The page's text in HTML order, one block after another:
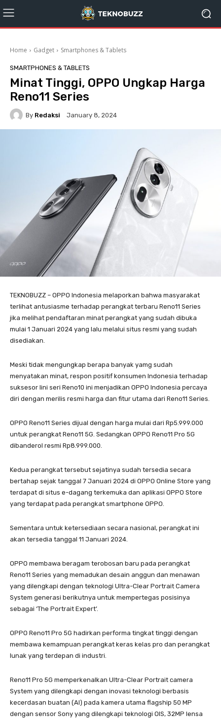
Home Gadget Smartphones & Tablets
SMARTPHONES & TABLETS
Minat Tinggi, OPPO Ungkap Harga
Reno11 Series
By Redaksi January 8, 2024
TEKNOBUZZ – OPPO Indonesia melaporkan bahwa masyarakat
terlihat antusiasme terhadap perangkat terbaru Reno11 Series
jika melihat pendaftaran minat perangkat yang sudah dibuka
mulai 1 Januari 2024 yang lalu melalui situs resmi yang sudah
disediakan.
Meski tidak mengungkap berapa banyak yamg sudah
menyatakan minat, respon positif konsumen Indonesia terhadap
suksesor lini seri Reno10 ini menjadikan OPPO Indonesia percaya
diri dengan merilis resmi harga dan fitur utama dari Reno11 Series.
OPPO Reno11 Series dijual dengan harga mulai dari Rp5.999.000
untuk perangkat Reno11 5G. Sedangkan OPPO Reno11 Pro 5G
dibanderol resmi Rp8.999.000.
Kedua perangkat tersebut sejatinya sudah tersedia secara
bertahap sejak tanggal 7 Januari 2024 di OPPO Online Store yang
terdapat di situs e-dagang terkemuka dan aplikasi OPPO Store
yang terdapat pada perangkat smartphone OPPO.
Sementara untuk ketersediaan secara nasional, perangkat ini
akan tersedia tanggal 11 Januari 2024.
OPPO membawa beragam terobosan baru pada perangkat
Reno11 Series yang memadukan desain anggun dan menawan
yang dilengkapi dengan teknologi Ultra-Clear Portrait Camera
System generasi berikutnya untuk mempertegas posisinya
sebagai ‘The Portrait Expert’.
OPPO Reno11 Pro 5G hadirkan performa tingkat tinggi dengan
membawa kemampuan perangkat keras kelas pro dan perangkat
lunak yang terdepan di industri.
Reno11 Pro 5G memperkenalkan Ultra-Clear Portrait camera
System yang dilengkapi dengan inovasi teknologi berbasis
kecerdasan buatan (AI) pada kamera utama flagship 50 MP
dengan sensor Sony yang dilengkapi teknologi OIS, 32MP lensa